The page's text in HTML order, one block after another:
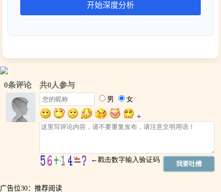
广告位30：推荐阅读